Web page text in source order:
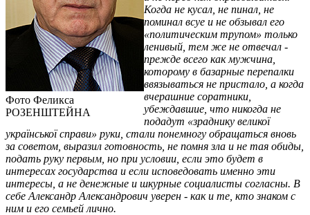
Фото Феликса
РОЗЕНШТЕЙНА
Когда не кусал, не пинал, не
поминал всуе и не обзывал его
«политическим трупом» только
ленивый, тем же не отвечал -
прежде всего как мужчина,
которому в базарные перепалки
ввязываться не пристало, а когда
вчерашние соратники,
убеждавшие, что никогда не
подадут «зраднику великої
української справи» руки, стали понемногу обращаться вновь
за советом, выразил готовность, не помня зла и не тая обиды,
подать руку первым, но при условии, если это будет в
интересах государства и если исповедовать именно эти
интересы, а не денежные и шкурные социалисты согласны. В
себе Александр Александрович уверен - как и те, кто знаком с
ним и его семьей лично.